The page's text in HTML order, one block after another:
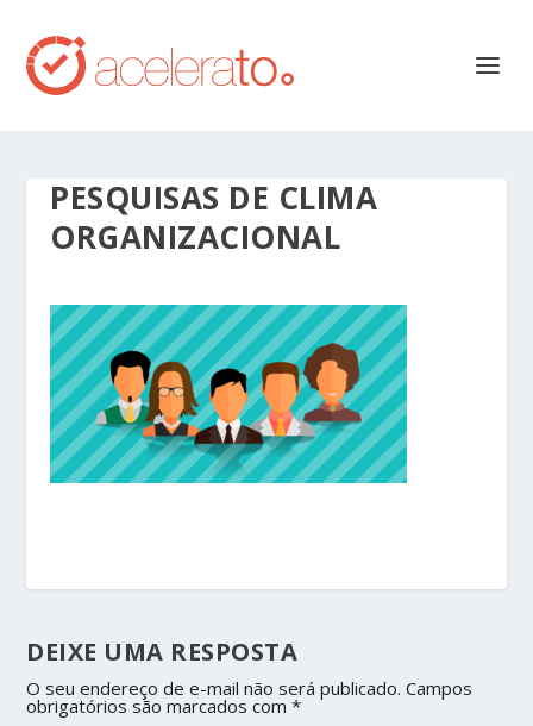
PESQUISAS DE CLIMA
ORGANIZACIONAL
DEIXE UMA RESPOSTA
O seu endereço de e-mail não será publicado. Campos
obrigatórios são marcados com*